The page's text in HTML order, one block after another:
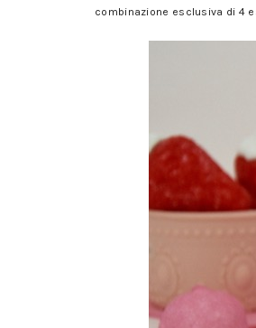
combinazione esclusiva di 4